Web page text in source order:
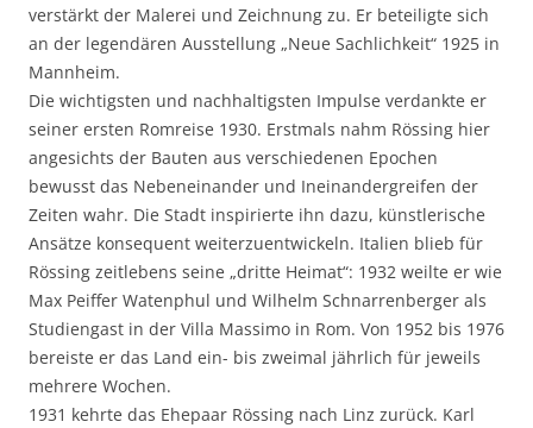
verstärkt der Malerei und Zeichnung zu. Er beteiligte sich
an der legendären Ausstellung „Neue Sachlichkeit“ 1925 in
Mannheim.
Die wichtigsten und nachhaltigsten Impulse verdankte er
seiner ersten Romreise 1930. Erstmals nahm Rössing hier
angesichts der Bauten aus verschiedenen Epochen
bewusst das Nebeneinander und Ineinandergreifen der
Zeiten wahr. Die Stadt inspirierte ihn dazu, künstlerische
Ansätze konsequent weiterzuentwickeln. Italien blieb für
Rössing zeitlebens seine „dritte Heimat“: 1932 weilte er wie
Max Peiffer Watenphul und Wilhelm Schnarrenberger als
Studiengast in der Villa Massimo in Rom. Von 1952 bis 1976
bereiste er das Land ein- bis zweimal jährlich für jeweils
mehrere Wochen.
1931 kehrte das Ehepaar Rössing nach Linz zurück. Karl